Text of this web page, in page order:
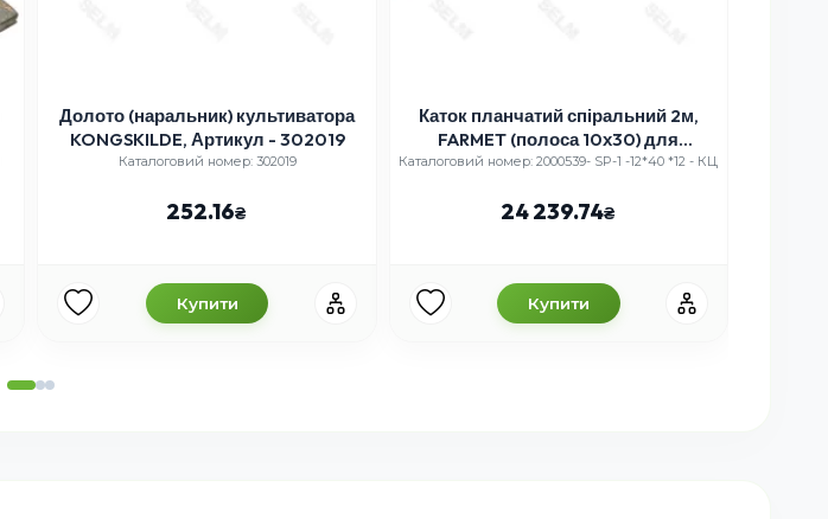
Долото (наральник) культиватора
KONGSKILDE, Артикул - 302019
Каталоговий номер: 302019
252.16
Купити
Каток планчатий спіральний 2м,
FARMET (полоса 10х30) для
культиватора, артикул 2000539-
Каталоговий номер: 2000539- SP-1 -12*40 *12 - КЦ
24 239.74
Купити